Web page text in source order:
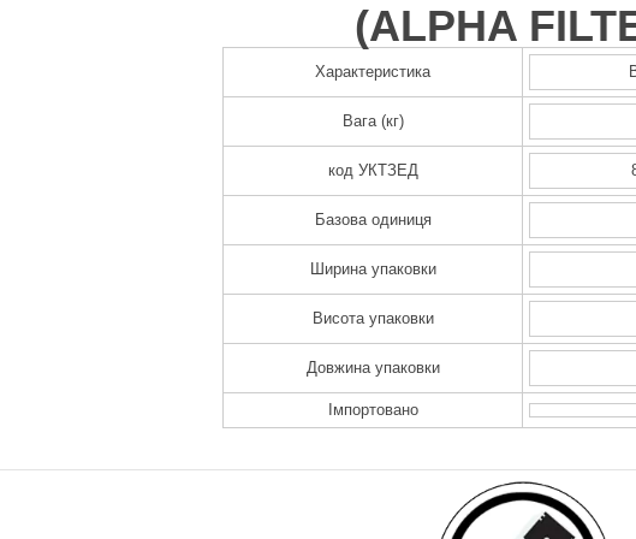
(ALPHA
Характеристика
Вага (кг)
код УКТЗЕД
Базова одиниця
Ширина упаковки
Висота упаковки
Довжина упаковки
Імпортовано